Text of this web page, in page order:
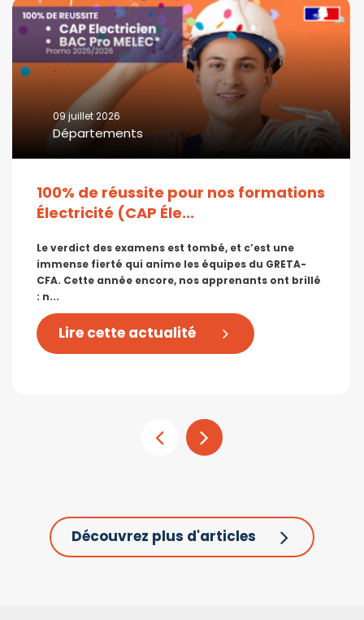
09 juillet 2026
Départements
100% de réussite pour nos formations
Électricité (CAP Éle...
Le verdict des examens est tombé, et c’est une
immense fierté qui anime les équipes du GRETA-
CFA. Cette année encore, nos apprenants ont brillé
: n...
Lire cette actualité
Découvrez plus d'articles